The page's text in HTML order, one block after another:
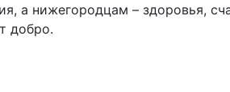
а нижегородцам – здоровья,
добро.